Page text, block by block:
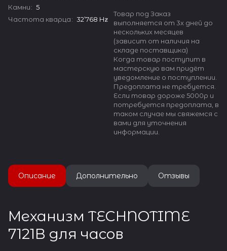
Камни: 5
Частота кварца: 32’768 Hz
Товар под Заказ
выполняется от 3х дней до
нескольких месяцев
(зависит от наличия на
складе поставщика)
Когда товар поступит в
мастерскую вам придёт
уведомление о поступлении.
Предоплата не требуется.
Если товар дороже 5000р и
потребуется предоплата, в
таком случае мы свяжемся с
вами для уточнения
информации.
Описание Дополнительно Отзывы
Механизм TECHNOTIME
7121B для часов